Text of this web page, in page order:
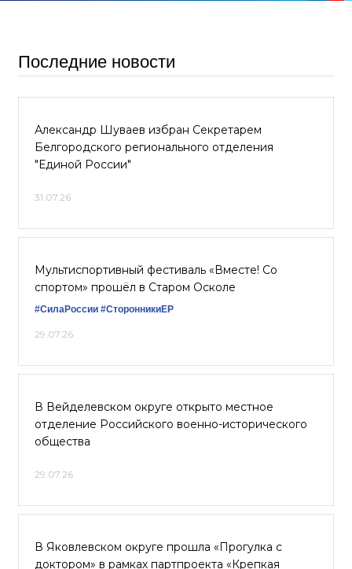
Последние новости
Александр Шуваев избран Секретарем
Белгородского регионального отделения
"Единой России"
31.07.26
Мультиспортивный фестиваль «Вместе! Со
спортом» прошёл в Старом Осколе
#СилаРоссии #СторонникиЕР
29.07.26
В Вейделевском округе открыто местное
отделение Российского военно-исторического
общества
29.07.26
В Яковлевском округе прошла «Прогулка с
доктором» в рамках партпроекта «Крепкая